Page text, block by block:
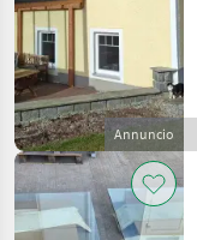
Annuncio